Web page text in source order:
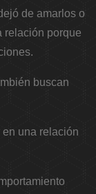
de amarlos o
relación porque
buscan
en una relación